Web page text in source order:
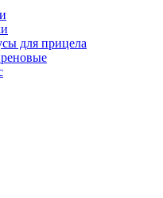
для прицела